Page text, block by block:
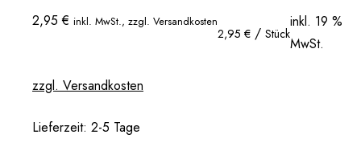
2,95€ inkl. MwSt., zzgl. Versandkosten
2,95 € / Stück
inkl. 19 %
MwSt.
zzgl. Versandkosten
Lieferzeit: 2-5 Tage